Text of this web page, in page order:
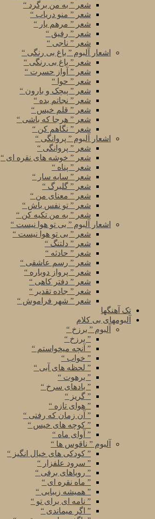
شعر ” به من برگرد “
شعر ” منو دریاب “
شعر ” مرهم یار “
شعر ” رفیق “
شعر ” ناجی “
اشعار آلبوم ” باغ بی رنگی “
شعر ” باغ بی رنگی “
شعر ” آواز حسرت “
شعر ” حوا “
شعر ” پیچک و بارون “
شعر ” نجاتم بده “
شعر ” قلم خیس “
شعر ” هرجا که باشی “
شعر ” نگاهم کن “
اشعار آلبوم ” پروانگی “
شعر ” پروانگی “
شعر ” خوشه های نقره ای “
شعر ” پناه “
شعر ” سایه سار “
شعر ” گلبرگ “
شعر ” معنای من “
شعر ” تو نفس باش “
شعر ” به من تکیه کن “
اشعار آلبوم ” بی تو هوا نیست “
شعر ” بی تو هوا نیست “
شعر ” دلتنگ “
شعر ” حادثه “
شعر ” رسم عاشقی “
شعر ” پرواز دوباره “
شعر ” دفتر کاهی “
شعر ” جاده تقدیر “
شعر ” شهر فراموش “
تک آهنگها
آلبومهای بی کلام
آلبوم ” برزخ “
” برزخ “
” آنچه میخواستم “
” خواب “
” لحظه های آبی “
” برهوت “
” بادهای سرخ “
” گریز “
” هوای تازه “
” آن زمان که رفتی “
” کوچه های خیس “
” آوای ماه “
آلبوم ” ناقوس ها “
” کودکی های خیال انگیز “
” سرود علفزار “
” رویاهای برفی “
” ماه نقره ای “
” همیشه زیبایی “
” نامه ای برای تو “
” اگر میماندی “